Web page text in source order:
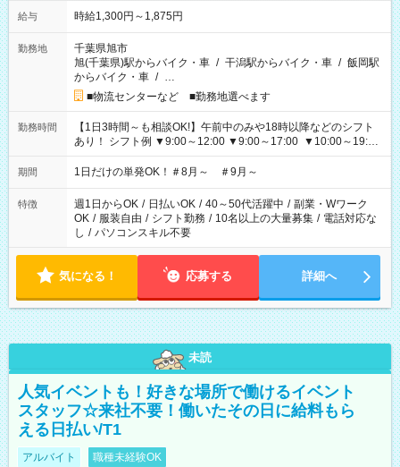
給与 時給1,300円～1,875円
勤務地
千葉県旭市
旭(千葉県)駅からバイク・車 / 干潟駅からバイク・車 / 飯岡駅
からバイク・車 / …
■物流センターなど ■勤務地選べます
勤務時間
【1日3時間～も相談OK!】午前中のみや18時以降などのシフト
あり！ シフト例 ▼9:00～12:00 ▼9:00～17:00 ▼10:00～19:00
▼18:00～21:00
期間 1日だけの単発OK！＃8月～ ＃9月～
特徴 週1日からOK / 日払いOK / 40～50代活躍中 / 副業・Wワーク
OK / 服装自由 / シフト勤務 / 10名以上の大量募集 / 電話対応な
し / パソコンスキル不要
気になる！ 応募する 詳細へ
未読
人気イベントも！好きな場所で働けるイベント
スタッフ☆来社不要！働いたその日に給料もら
える日払い/T1
アルバイト 職種未経験OK